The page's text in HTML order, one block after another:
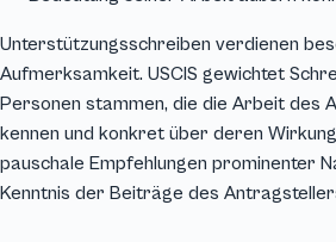
Unterstützungsschreiben verdienen
Aufmerksamkeit. USCIS gewichtet
Personen stammen, die die Arbeit des
kennen und konkret über deren
pauschale Empfehlungen prominenter
Kenntnis der Beiträge des